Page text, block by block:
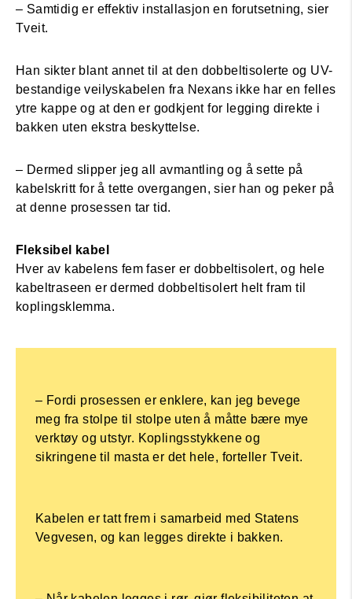
– Samtidig er effektiv installasjon en forutsetning, sier
Tveit.
Han sikter blant annet til at den dobbeltisolerte og UV-
bestandige veilyskabelen fra Nexans ikke har en felles
ytre kappe og at den er godkjent for legging direkte i
bakken uten ekstra beskyttelse.
– Dermed slipper jeg all avmantling og å sette på
kabelskritt for å tette overgangen, sier han og peker på
at denne prosessen tar tid.
Fleksibel kabel
Hver av kabelens fem faser er dobbeltisolert, og hele
kabeltraseen er dermed dobbeltisolert helt fram til
koplingsklemma.
– Fordi prosessen er enklere, kan jeg bevege
meg fra stolpe til stolpe uten å måtte bære mye
verktøy og utstyr. Koplingsstykkene og
sikringene til masta er det hele, forteller Tveit.
Kabelen er tatt frem i samarbeid med Statens
Vegvesen, og kan legges direkte i bakken.